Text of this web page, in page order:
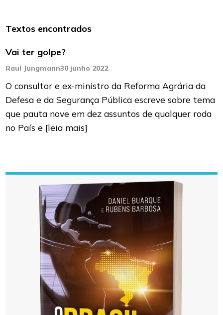
Textos encontrados
Vai ter golpe?
Raul Jungmann30 junho 2022
O consultor e ex-ministro da Reforma Agrária da
Defesa e da Segurança Pública escreve sobre tema
que pauta nove em dez assuntos de qualquer roda
no País e [leia mais]